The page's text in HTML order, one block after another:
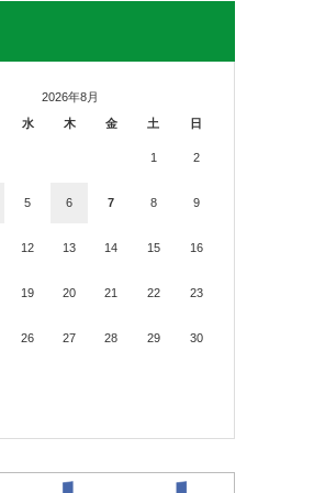
2026年8月
水 木 金 土 日
1 2
5 6 7 8 9
12 13 14 15 16
19 20 21 22 23
26 27 28 29 30